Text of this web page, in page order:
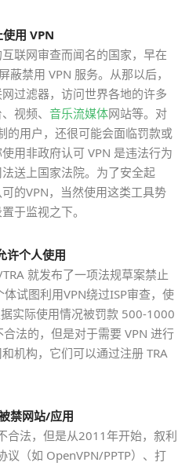
用 VPN
联网审查而闻名的国家，早在
禁用 VPN 服务。从那以后，
过滤器，访问世界各地的许多
视频、 音乐流媒体网站等。对
的用户，还很可能会面临罚款或
用非政府认可 VPN 是违法行为
送上国家法院。为了安全起
的VPN，当然使用这类工具势
于监视之下。
许个人使用
就发布了一项法规草案禁止
试图利用VPN绕过ISP审查，使
实际使用情况被罚款 500-1000
法的，但是对于需要 VPN 进行
机构，它们可以通过注册 TRA
禁网站/应用
合法，但是从2011年开始，叙利
议（如 OpenVPN/PPTP）、打